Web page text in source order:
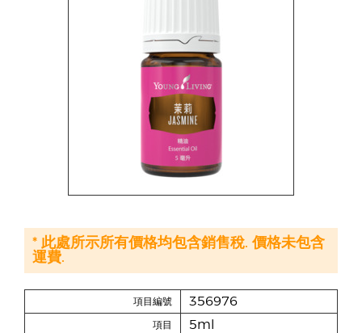
項目編號 356976
項目 5ml
* 此處所示所有價格均包含銷售稅. 價格未包含
運費.